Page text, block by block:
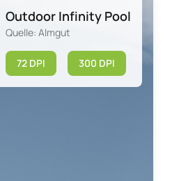
Outdoor Infinity Pool
Quelle: Almgut
72 DPI 300 DPI